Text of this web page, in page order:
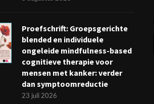
Proefschrift: Groepsgerichte
blended en individuele
ongeleide mindfulness-based
cognitieve therapie voor
mensen met kanker: verder
dan symptoomreductie
23 juli 2026